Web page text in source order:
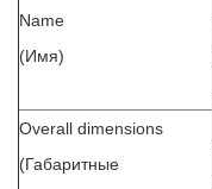
Name
(Имя)
Overall dimensions
(Габаритные